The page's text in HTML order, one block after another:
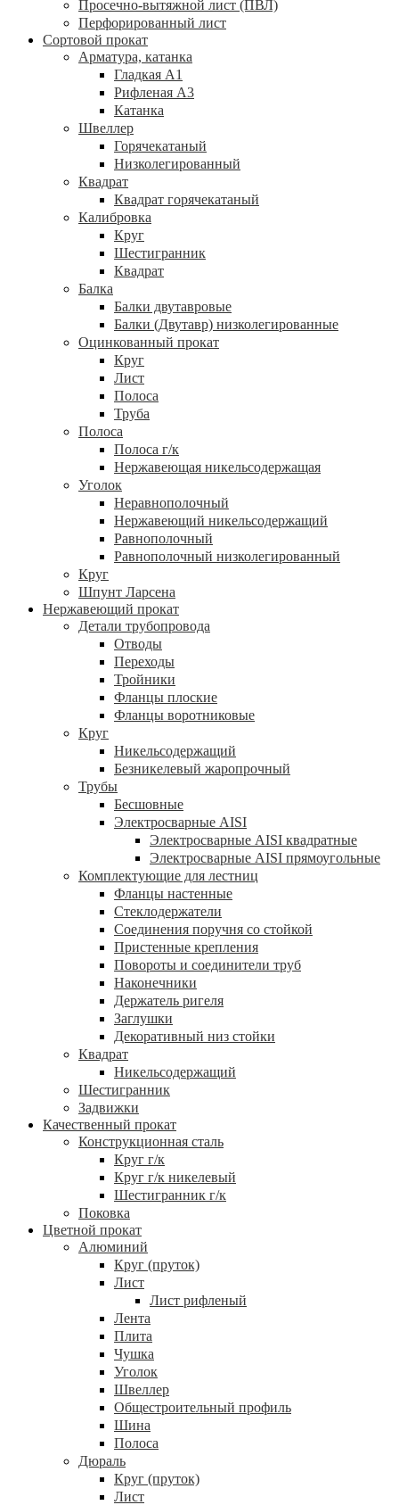
Просечно-вытяжной лист (ПВЛ)
Перфорированный лист
Сортовой прокат
Арматура, катанка
Гладкая А1
Рифленая А3
Катанка
Швеллер
Горячекатаный
Низколегированный
Квадрат
Квадрат горячекатаный
Калибровка
Круг
Шестигранник
Квадрат
Балка
Балки двутавровые
Балки (Двутавр) низколегированные
Оцинкованный прокат
Круг
Лист
Полоса
Труба
Полоса
Полоса г/к
Нержавеющая никельсодержащая
Уголок
Неравнополочный
Нержавеющий никельсодержащий
Равнополочный
Равнополочный низколегированный
Круг
Шпунт Ларсена
Нержавеющий прокат
Детали трубопровода
Отводы
Переходы
Тройники
Фланцы плоские
Фланцы воротниковые
Круг
Никельсодержащий
Безникелевый жаропрочный
Трубы
Бесшовные
Электросварные AISI
Электросварные AISI квадратные
Электросварные AISI прямоугольные
Комплектующие для лестниц
Фланцы настенные
Стеклодержатели
Соединения поручня со стойкой
Пристенные крепления
Повороты и соединители труб
Наконечники
Держатель ригеля
Заглушки
Декоративный низ стойки
Квадрат
Никельсодержащий
Шестигранник
Задвижки
Качественный прокат
Конструкционная сталь
Круг г/к
Круг г/к никелевый
Шестигранник г/к
Поковка
Цветной прокат
Алюминий
Круг (пруток)
Лист
Лист рифленый
Лента
Плита
Чушка
Уголок
Швеллер
Общестроительный профиль
Шина
Полоса
Дюраль
Круг (пруток)
Лист